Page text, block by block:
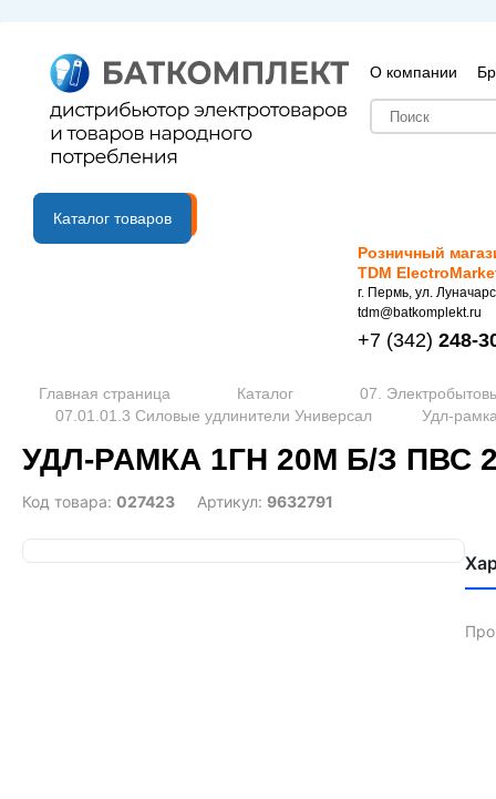
О компании
B2B портал
Каталог товаров
Розничный
TDM
г. Пермь, ул.
tdm@batkomplekt.ru
+7 (342) 248-
Главная страница Каталог
07.
07.01.01.3 Силовые удлинители Универсал
Удл-
УДЛ-РАМКА 1ГН 20М Б/З ПВС
Код товара: 027423 Артикул: 9632791